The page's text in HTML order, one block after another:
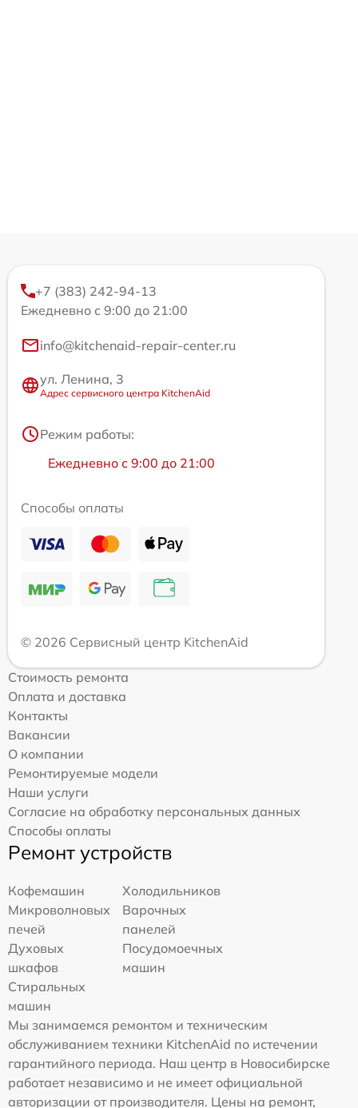
+7 (383) 242-94-13
Ежедневно с 9:00 до 21:00
info@kitchenaid-repair-center.ru
ул. Ленина, 3
Адрес сервисного центра KitchenAid
Режим работы:
Ежедневно с 9:00 до 21:00
Способы оплаты
© 2026 Сервисный центр KitchenAid
Стоимость ремонта
Оплата и доставка
Контакты
Вакансии
О компании
Ремонтируемые модели
Наши услуги
Согласие на обработку персональных данных
Способы оплаты
Ремонт устройств
Кофемашин
Холодильников
Микроволновых
печей
Варочных
панелей
Духовых
шкафов
Посудомоечных
машин
Стиральных
машин
Мы занимаемся ремонтом и техническим
обслуживанием техники KitchenAid по истечении
гарантийного периода. Наш центр в Новосибирске
работает независимо и не имеет официальной
авторизации от производителя. Цены на ремонт,